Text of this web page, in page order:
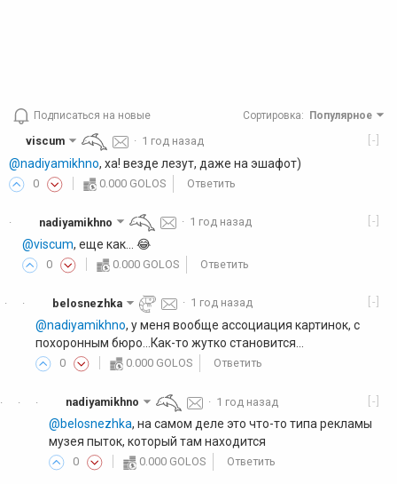
Подписаться на новые Сортировка: Популярное
[-]
viscum · 1 год назад
@nadiyamikhno, ха! везде лезут, даже на эшафот)
0 0.000 GOLOS Ответить
· [-]
nadiyamikhno · 1 год назад
@viscum, еще как... 😂
0 0.000 GOLOS Ответить
·
· [-]
belosnezhka · 1 год назад
@nadiyamikhno, у меня вообще ассоциация картинок, с
похоронным бюро...Как-то жутко становится...
0 0.000 GOLOS Ответить
·
·
· [-]
nadiyamikhno · 1 год назад
@belosnezhka, на самом деле это что-то типа рекламы
музея пыток, который там находится
0 0.000 GOLOS Ответить